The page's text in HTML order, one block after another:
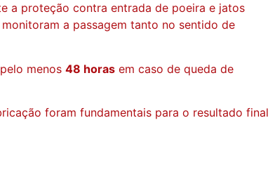
a proteção contra entrada de poeira e jatos
a passagem tanto no sentido de
menos 48 horas em caso de queda de
foram fundamentais para o resultado final